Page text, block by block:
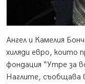
Ангел и Камелия
хиляди евро, които
фондация “Утре за
Наглите, съобщава